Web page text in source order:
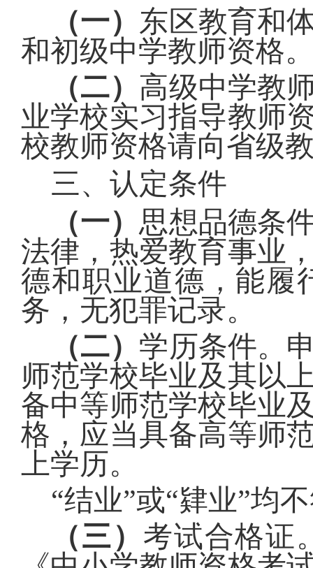
（一） 东区教育和
和初级中学教师资格
（二） 高级中学教
业学校实习指导教师
校教师资格请向省级
三、认定条件
（一） 思想品德条
法律，热爱教育事业
德和职业道德，能履
务 ，无犯罪记录。
（二） 学历条件。
师范学校毕业及其以
备中等师范学校毕业
格，应当具备高等师
上学历。
“结业”或“肄业”均
（三） 考试合格证